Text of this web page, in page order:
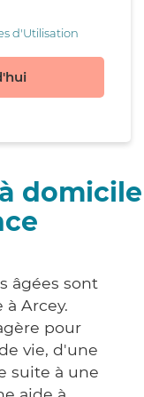
d'Utilisation
domicile
âgées sont
à Arcey.
pour
vie, d'une
suite à une